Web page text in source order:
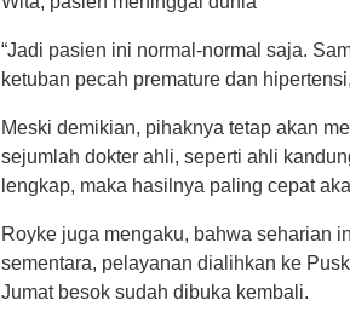
“Jadi pasien ini normal-normal saja.
ketuban pecah premature dan
Meski demikian, pihaknya tetap akan
sejumlah dokter ahli, seperti ahli
lengkap, maka hasilnya paling cepat
Royke juga mengaku, bahwa seharian
sementara, pelayanan dialihkan ke
Jumat besok sudah dibuka kembali.